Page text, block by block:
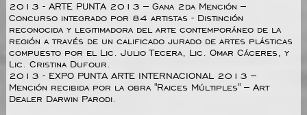
2013 - ARTE PUNTA 2013 – Gana 2da Mención –
Concurso integrado por 84 artistas - Distinción
reconocida y legitimadora del arte contemporáneo de la
región a través de un calificado jurado de artes plásticas
compuesto por el Lic. Julio Tecera, Lic. Omar Cáceres, y
Lic. Cristina Dufour.
2013 - EXPO PUNTA ARTE INTERNACIONAL 2013 –
Mención recibida por la obra "Raices Múltiples" – Art
Dealer Darwin Parodi.